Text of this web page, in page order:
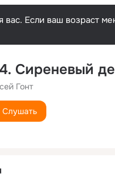
Если ваш возраст
Сиреневый
Гонт
Слушать